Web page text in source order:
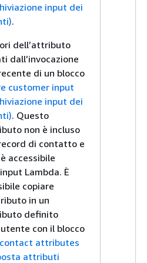
input dei
.
dell’attributo
dall’invocazione
di un blocco
customer input
input dei
. Questo
non è incluso
di contatto e
accessibile
Lambda. È
copiare
in un
definito
con il blocco
attributes
attributi